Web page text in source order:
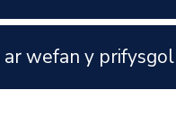
wefan y prifysgol